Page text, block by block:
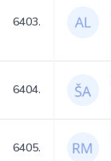
6403.
6404.
6405.